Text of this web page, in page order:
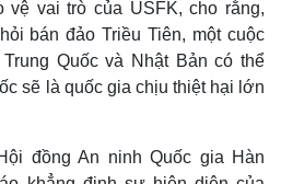
vệ vai trò của USFK, cho rằng,
bán đảo Triều Tiên, một cuộc
Quốc và Nhật Bản có thể
sẽ là quốc gia chịu thiệt hại lớn
đồng An ninh Quốc gia Hàn